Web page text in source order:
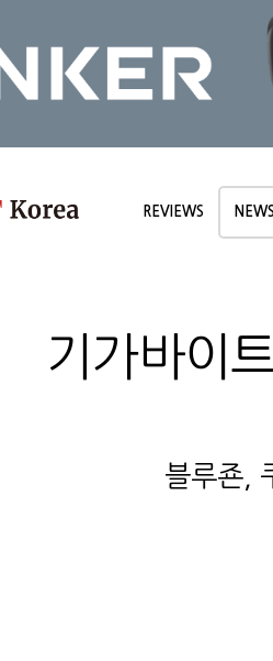
REVIEWS NEWS
기가바이
블루죤,